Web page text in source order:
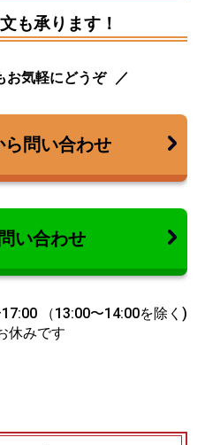
も承ります！
お気軽にどうぞ
ら問い合わせ
い合わせ
（13:00〜14:00を除く)
休みです